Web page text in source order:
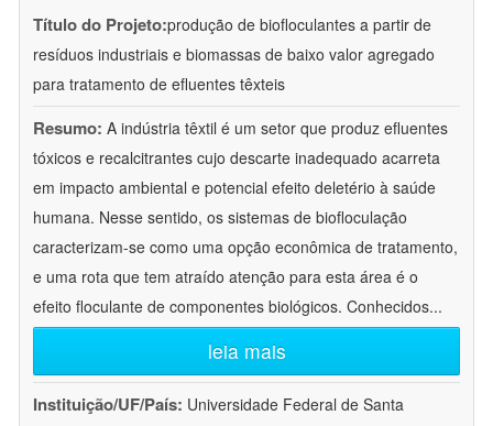
Título do Projeto:produção de biofloculantes a partir de
resíduos industriais e biomassas de baixo valor agregado
para tratamento de efluentes têxteis
Resumo: A indústria têxtil é um setor que produz efluentes
tóxicos e recalcitrantes cujo descarte inadequado acarreta
em impacto ambiental e potencial efeito deletério à saúde
humana. Nesse sentido, os sistemas de biofloculação
caracterizam-se como uma opção econômica de tratamento,
e uma rota que tem atraído atenção para esta área é o
efeito floculante de componentes biológicos. Conhecidos...
leia mais
Instituição/UF/País: Universidade Federal de Santa